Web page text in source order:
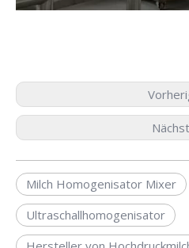
Milch Homogenisator Mixer
Ultraschallhomogenisator